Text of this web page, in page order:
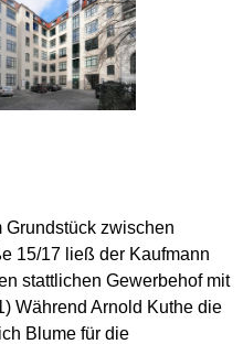
Grundstück zwischen
15/17 ließ der Kaufmann
stattlichen Gewerbehof mit
Während Arnold Kuthe die
Blume für die